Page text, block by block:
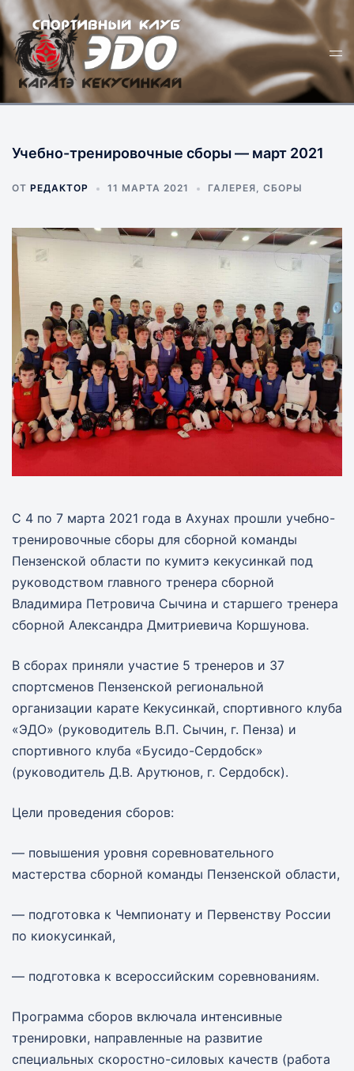
Перейти
к
содержимому
Учебно-тренировочные сборы — март 2021
ОТ РЕДАКТОР 11 МАРТА 2021 ГАЛЕРЕЯ, СБОРЫ
С 4 по 7 марта 2021 года в Ахунах прошли учебно-
тренировочные сборы для сборной команды
Пензенской области по кумитэ кекусинкай под
руководством главного тренера сборной
Владимира Петровича Сычина и старшего тренера
сборной Александра Дмитриевича Коршунова.
В сборах приняли участие 5 тренеров и 37
спортсменов Пензенской региональной
организации карате Кекусинкай, спортивного клуба
«ЭДО» (руководитель В.П. Сычин, г. Пенза) и
спортивного клуба «Бусидо-Сердобск»
(руководитель Д.В. Арутюнов, г. Сердобск).
Цели проведения сборов:
— повышения уровня соревновательного
мастерства сборной команды Пензенской области,
— подготовка к Чемпионату и Первенству России
по киокусинкай,
— подготовка к всероссийским соревнованиям.
Программа сборов включала интенсивные
тренировки, направленные на развитие
специальных скоростно-силовых качеств (работа